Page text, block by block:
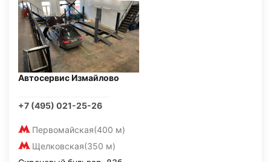
Автосервис Измайлово
+7 (495) 021-25-26
Первомайская(400 м)
Щелковская(350 м)